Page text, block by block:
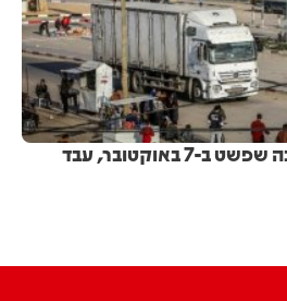
מחדל אדיר: מחבל נוחבה שפשט ב-7 באוקטובר, עבד